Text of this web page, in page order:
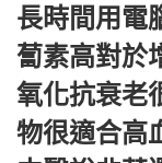
長時間用電
蔔素高對於
氧化抗衰老
物很適合高